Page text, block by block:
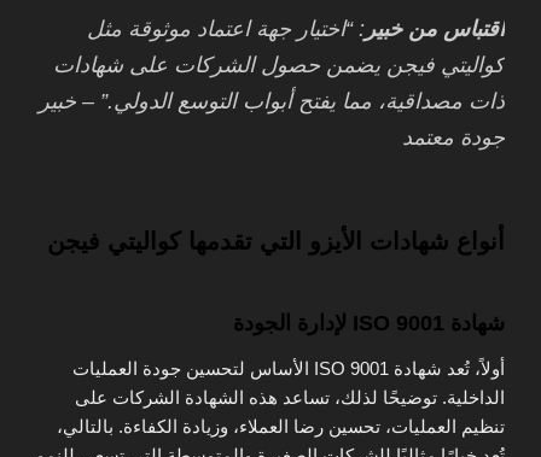
اقتباس من خبير : “اختيار جهة اعتماد موثوقة مثل
كواليتي فيجن يضمن حصول الشركات على شهادات
ذات مصداقية، مما يفتح أبواب التوسع الدولي.” – خبير
جودة معتمد
أنواع شهادات الأيزو التي تقدمها كواليتي فيجن
شهادة ISO 9001 لإدارة الجودة
أولاً، تُعد شهادة ISO 9001 الأساس لتحسين جودة العمليات
الداخلية. توضيحًا لذلك، تساعد هذه الشهادة الشركات على
تنظيم العمليات، تحسين رضا العملاء، وزيادة الكفاءة. بالتالي،